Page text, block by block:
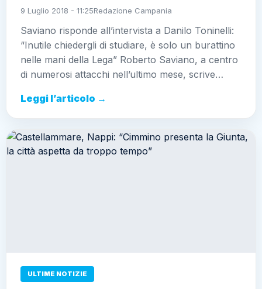
9 Luglio 2018 - 11:25Redazione Campania
Saviano risponde all’intervista a Danilo Toninelli:
“Inutile chiedergli di studiare, è solo un burattino
nelle mani della Lega” Roberto Saviano, a centro
di numerosi attacchi nell’ultimo mese, scrive…
Leggi l’articolo →
ULTIME NOTIZIE